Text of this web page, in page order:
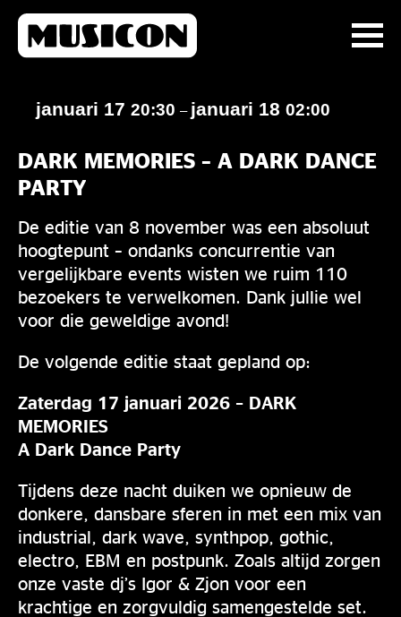
januari 17 20:30 – januari 18 02:00
DARK MEMORIES – A DARK DANCE
PARTY
De editie van 8 november was een absoluut
hoogtepunt – ondanks concurrentie van
vergelijkbare events wisten we ruim 110
bezoekers te verwelkomen. Dank jullie wel
voor die geweldige avond!
De volgende editie staat gepland op:
Zaterdag 17 januari 2026 – DARK
MEMORIES
A Dark Dance Party
Tijdens deze nacht duiken we opnieuw de
donkere, dansbare sferen in met een mix van
industrial, dark wave, synthpop, gothic,
electro, EBM en postpunk. Zoals altijd zorgen
onze vaste dj’s Igor & Zjon voor een
krachtige en zorgvuldig samengestelde set.